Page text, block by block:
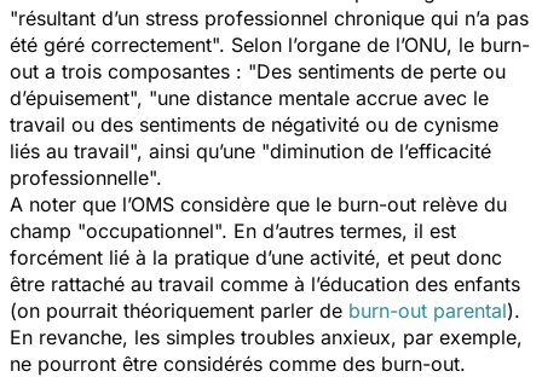
"résultant d’un stress professionnel chronique qui n’a pas
été géré correctement". Selon l’organe de l’ONU, le burn-
out a trois composantes : "Des sentiments de perte ou
d’épuisement", "une distance mentale accrue avec le
travail ou des sentiments de négativité ou de cynisme
liés au travail", ainsi qu’une "diminution de l’efficacité
professionnelle".
A noter que l’OMS considère que le burn-out relève du
champ "occupationnel". En d’autres termes, il est
forcément lié à la pratique d’une activité, et peut donc
être rattaché au travail comme à l’éducation des enfants
(on pourrait théoriquement parler de burn-out parental).
En revanche, les simples troubles anxieux, par exemple,
ne pourront être considérés comme des burn-out.